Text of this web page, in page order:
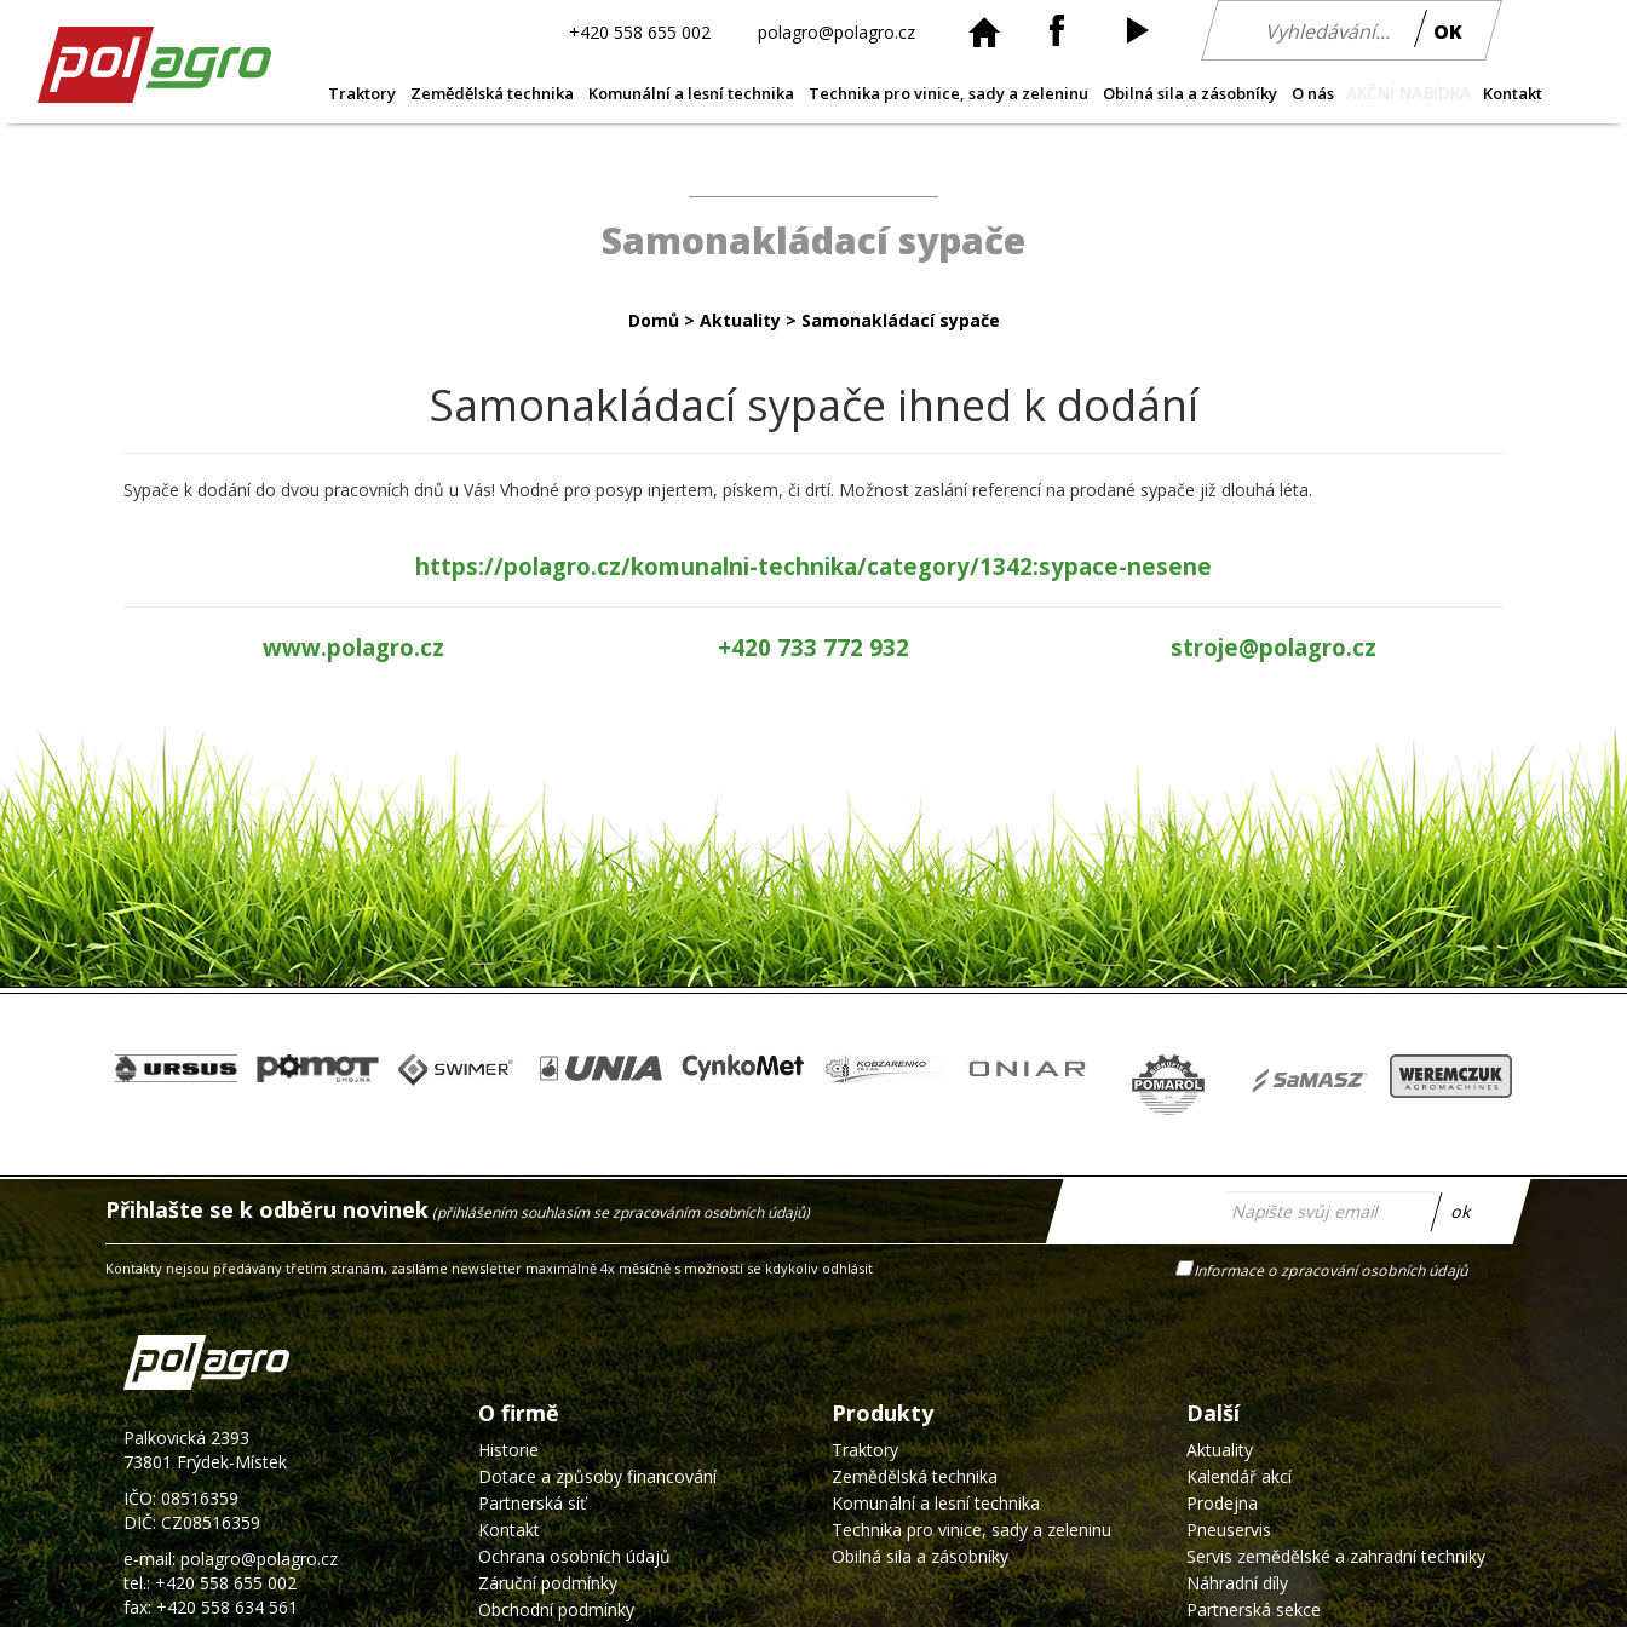
OK
+420 558 655 002 polagro@polagro.cz
Traktory Zemědělská technika Komunální a lesní technika Technika pro vinice, sady a zeleninu Obilná sila a zásobníky O nás AKČNÍ NABÍDKA Kontakt
Samonakládací sypače
Domů> Aktuality> Samonakládací sypače
Samonakládací sypače ihned k dodání
Sypače k dodání do dvou pracovních dnů u Vás! Vhodné pro posyp injertem, pískem, či drtí. Možnost zaslání referencí na prodané sypače již dlouhá léta.
https://polagro.cz/komunalni-technika/category/1342:sypace-nesene
www.polagro.cz +420 733 772 932 stroje@polagro.cz
Přihlašte se k odběru novinek (přihlášením souhlasím se zpracováním osobních údajů) ok
Informace o zpracování osobních údajů
Kontakty nejsou předávány třetím stranám, zasíláme newsletter maximálně 4x měsíčně s možností se kdykoliv odhlásit
Palkovická 2393
73801 Frýdek-Místek
IČO: 08516359
DIČ: CZ08516359
e-mail:polagro@polagro.cz
tel.:+420 558 655 002
fax: +420 558 634 561
O firmě
Historie
Dotace a způsoby financování
Partnerská síť
Kontakt
Ochrana osobních údajů
Záruční podmínky
Obchodní podmínky
Produkty
Traktory
Zemědělská technika
Komunální a lesní technika
Technika pro vinice, sady a zeleninu
Obilná sila a zásobníky
Další
Aktuality
Kalendář akcí
Prodejna
Pneuservis
Servis zemědělské a zahradní techniky
Náhradní díly
Partnerská sekce